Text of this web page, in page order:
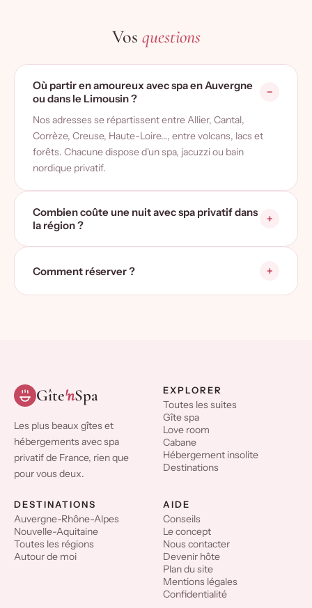
Vos questions
Où partir en amoureux avec spa en Auvergne
ou dans le Limousin ?
Nos adresses se répartissent entre Allier, Cantal,
Corrèze, Creuse, Haute-Loire…, entre volcans, lacs et
forêts. Chacune dispose d'un spa, jacuzzi ou bain
nordique privatif.
Combien coûte une nuit avec spa privatif dans
la région ?
Comment réserver ?
Gîte'nSpa
Les plus beaux gîtes et
hébergements avec spa
privatif de France, rien que
pour vous deux.
EXPLORER
Toutes les suites
Gîte spa
Love room
Cabane
Hébergement insolite
Destinations
DESTINATIONS
Auvergne-Rhône-Alpes
Nouvelle-Aquitaine
Toutes les régions
Autour de moi
AIDE
Conseils
Le concept
Nous contacter
Devenir hôte
Plan du site
Mentions légales
Confidentialité